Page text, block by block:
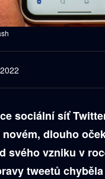
sociální síť
dlouho
svého vzniku v
tweetů